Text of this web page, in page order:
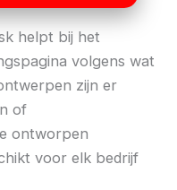
helpt bij het
volgens wat
zijn er
of
ontworpen
voor elk bedrijf